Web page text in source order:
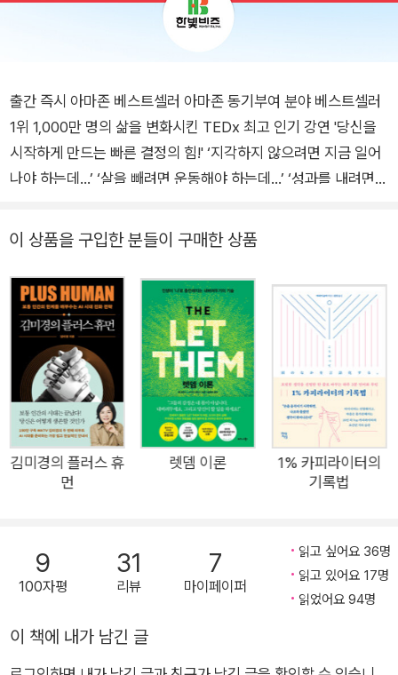
출간 즉시 아마존 베스트셀러 아마존 동기부여 분야 베스트셀러
1위 1,000만 명의 삶을 변화시킨 TEDx 최고 인기 강연 '당신을
시작하게 만드는 빠른 결정의 힘!' ‘지각하지 않으려면 지금 일어
나야 하는데…’ ‘살을 빼려면 운동해야 하는데…’ ‘성과를 내려면
을 해야 하는지 우리는 이미 알고 있다. 그리고 무엇을 해야 하는
화를 선택하고 지속하는 방법은 거짓말처럼 단순하다. 숫자만 셀
수 있다면 당신도 할 수 있다. 시작의 두려움, 변화의 거부감이 행
동을 가로막기 전에 ‘5-4-3-2-1’ 숫자를 거꾸로 세고 내 안의 목
소리가 이끄는 대로 움직이는 것이다. 시작하기 알맞은 때는 없
다. 우리가 원하는 모습으로 변화하기 위해서는 내 안의 목소리에
귀를 기울이고 즉시 행동해야 한다. 《5초의 법칙》은 내면의 목소
리에 집중하고 행동으로 나타나게 만드는 특별한 방법과 증언을
우리에게 보여줄 것이다. 삶을 바꿔줄 한 사람을 찾고 있다면 지
금 거울을 보라! 출근 준비를 해야 하지만 타이머 버튼을 누르고
에는 밤이 너무 깊었다고 생각한다. 가족, 동료들과 관계를 회복
하고 싶지만 말도 꺼내기 전에 그들이 어떤 반응을 보일지 두렵
살아가게 된다. 특정한 누구의 이야기가 아니다. 우리 모두의 이
야기다. 누구보다 자신만의 삶을 가꾸고 싶었던 저자에게도 시작
이 상품을 구입한 분들이 구매한 상품
김미경의 플러스 휴
먼
렛뎀 이론
1% 카피라이터의
기록법
9
100자평
31
리뷰
7
마이페이퍼
읽고 싶어요 36명
읽고 있어요 17명
읽었어요 94명
이 책에 내가 남긴 글